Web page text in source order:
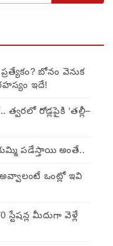
బోనం వెనుక
ఇదే!
త్వరలో రోడ్లపైకి ‘తల్లీ–
పడేస్తాయి అంతే..
ఒంట్లో ఇవి
మీదుగా వెళ్లే